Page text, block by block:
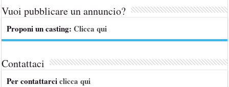
Vuoi pubblicare un annuncio?
Proponi un casting:Clicca qui
Contattaci
Per contattarciclicca qui